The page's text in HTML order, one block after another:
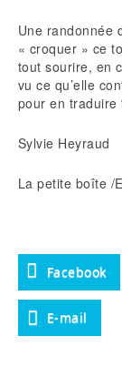
Une randonnée
« croquer » ce
tout sourire, en
vu ce qu’elle
pour en traduire
Sylvie Heyraud
La petite boîte /
Facebook
E-mail